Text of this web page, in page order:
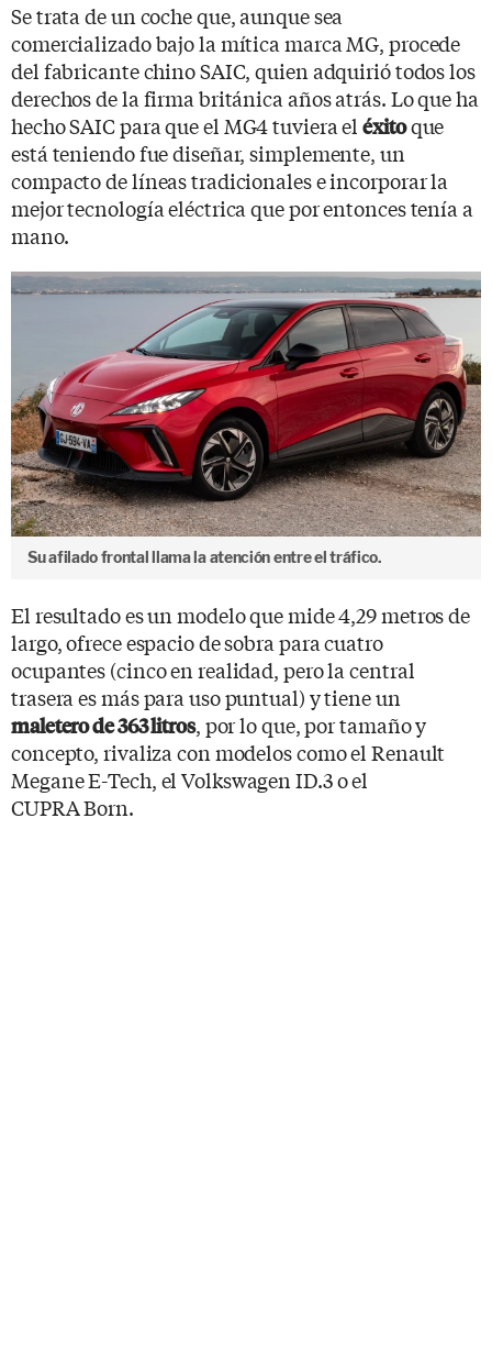
Se trata de un coche que, aunque sea
comercializado bajo la mítica marca MG, procede
del fabricante chino SAIC, quien adquirió todos los
derechos de la firma británica años atrás. Lo que ha
hecho SAIC para que el MG4 tuviera eléxitoque
está teniendo fue diseñar, simplemente, un
compacto de líneas tradicionales e incorporar la
mejor tecnología eléctrica que por entonces tenía a
mano.
Su afilado frontal llama la atención entre el tráfico.
El resultado es un modelo que mide 4,29 metros de
largo, ofrece espacio de sobra para cuatro
ocupantes (cinco en realidad, pero la central
trasera es más para uso puntual) y tiene un
maletero de 363 litros, por lo que, por tamaño y
concepto, rivaliza con modelos como el Renault
Megane E-Tech, el Volkswagen ID.3 o el
CUPRA Born.